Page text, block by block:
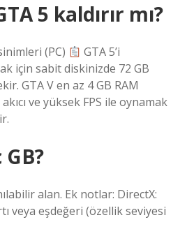
5 kaldırır mı?
(PC)
GTA 5’i
için sabit diskinizde 72 GB
GTA V en az 4 GB RAM
ve yüksek FPS ile oynamak
alan. Ek notlar: DirectX:
veya eşdeğeri (özellik seviyesi